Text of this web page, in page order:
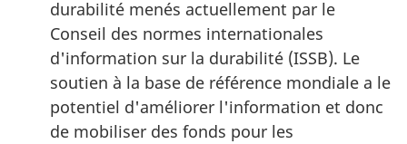
durabilité menés actuellement par le
Conseil des normes internationales
d'information sur la durabilité (ISSB). Le
soutien à la base de référence mondiale a le
potentiel d'améliorer l'information et donc
de mobiliser des fonds pour les